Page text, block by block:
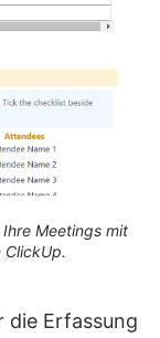
Meetings mit
die Erfassung